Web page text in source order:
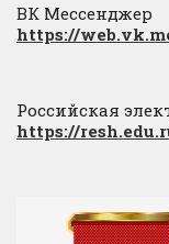
ВК Мессенджер
https://
Российская
https://